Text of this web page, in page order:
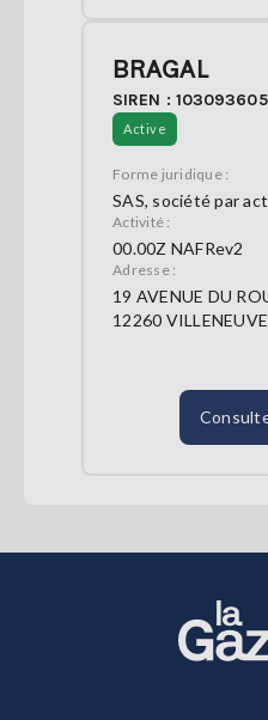
BRAGAL
SIREN : 103093605
Active
Forme juridique :
SAS, société par
Activité :
00.00Z NAFRev2
Adresse :
19 AVENUE DU
12260 VILLENEUVE